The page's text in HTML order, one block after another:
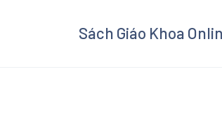
Sách Giáo Khoa